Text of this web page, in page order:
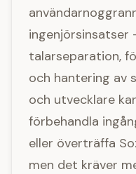
ingenjörsinsatser
talarseparation,
och hantering av
och utvecklare
förbehandla
eller överträffa
men det kräver